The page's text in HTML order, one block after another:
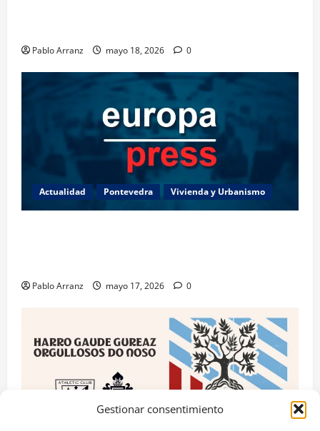
Gestionar consentimiento
Pablo Arranz mayo 18, 2026 0
Actualidad Pontevedra Vivienda y Urbanismo
Pablo Arranz mayo 17, 2026 0